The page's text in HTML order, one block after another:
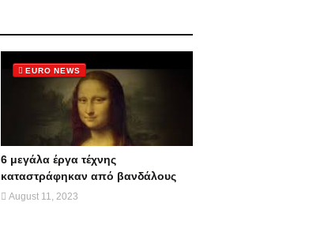
EURO NEWS
6 μεγάλα έργα τέχνης
καταστράφηκαν από βανδάλους
August 11, 2023